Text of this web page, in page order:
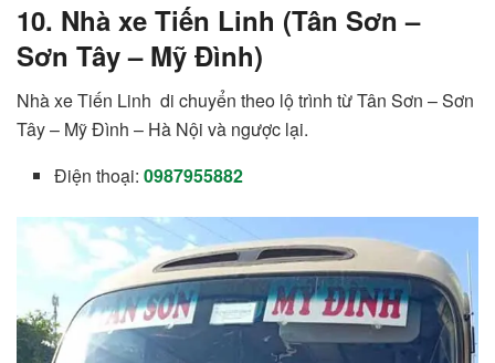
10. Nhà xe Tiến Linh (Tân Sơn –
Sơn Tây – Mỹ Đình)
Nhà xe Tiến Linh di chuyển theo lộ trình từ Tân Sơn – Sơn
Tây – Mỹ Đình – Hà Nội và ngược lại.
Điện thoại:0987955882